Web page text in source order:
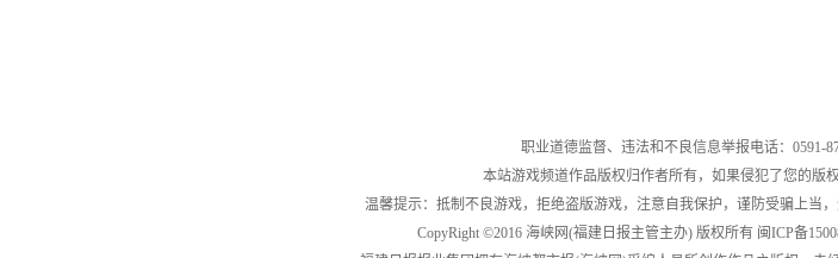
职业道德监督、违法和不良信息举报电话：0591-
本站游戏频道作品版权归作者所有，如果侵犯了您的版
温馨提示：抵制不良游戏，拒绝盗版游戏，注意自我保护，谨防受骗上当
CopyRight ©2016 海峡网(福建日报主管主办) 版权所有 闽ICP备